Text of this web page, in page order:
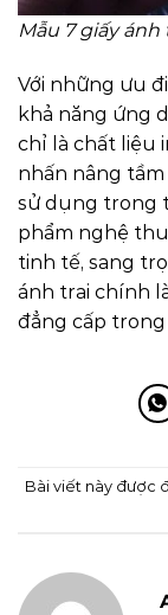
Mẫu 7 giấy ánh
Với những ưu
khả năng ứng
chỉ là chất liệu
nhấn nâng tầm
sử dụng trong
phẩm nghệ
tinh tế, sang
ánh trai chính
đẳng cấp
Bài viết này được